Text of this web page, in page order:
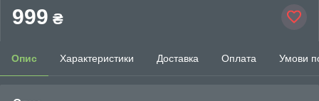
999 ₴
Опис Характеристики Доставка Оплата Умови